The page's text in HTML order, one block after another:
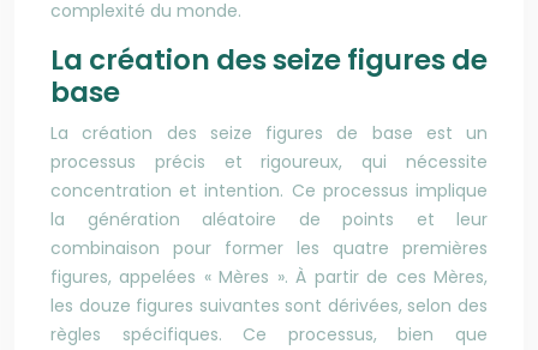
complexité du monde.
La création des seize figures de
base
La création des seize figures de base est un
processus précis et rigoureux, qui nécessite
concentration et intention. Ce processus implique
la génération aléatoire de points et leur
combinaison pour former les quatre premières
figures, appelées « Mères ». À partir de ces Mères,
les douze figures suivantes sont dérivées, selon des
règles spécifiques. Ce processus, bien que